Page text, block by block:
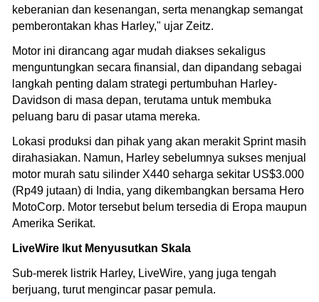
keberanian dan kesenangan, serta menangkap semangat
pemberontakan khas Harley," ujar Zeitz.
Motor ini dirancang agar mudah diakses sekaligus
menguntungkan secara finansial, dan dipandang sebagai
langkah penting dalam strategi pertumbuhan Harley-
Davidson di masa depan, terutama untuk membuka
peluang baru di pasar utama mereka.
Lokasi produksi dan pihak yang akan merakit Sprint masih
dirahasiakan. Namun, Harley sebelumnya sukses menjual
motor murah satu silinder X440 seharga sekitar US$3.000
(Rp49 jutaan) di India, yang dikembangkan bersama Hero
MotoCorp. Motor tersebut belum tersedia di Eropa maupun
Amerika Serikat.
LiveWire Ikut Menyusutkan Skala
Sub-merek listrik Harley, LiveWire, yang juga tengah
berjuang, turut mengincar pasar pemula.